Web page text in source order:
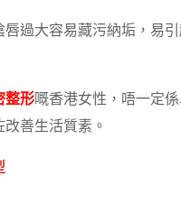
過大容易藏污納垢，易引
整形嘅香港女性，唔一定
改善生活質素。